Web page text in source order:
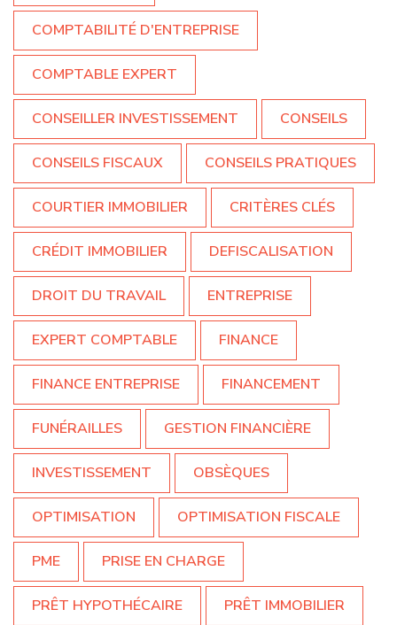
COMPTABILITÉ D'ENTREPRISE
COMPTABLE EXPERT
CONSEILLER INVESTISSEMENT CONSEILS
CONSEILS FISCAUX CONSEILS PRATIQUES
COURTIER IMMOBILIER CRITÈRES CLÉS
CRÉDIT IMMOBILIER DEFISCALISATION
DROIT DU TRAVAIL ENTREPRISE
EXPERT COMPTABLE FINANCE
FINANCE ENTREPRISE FINANCEMENT
FUNÉRAILLES GESTION FINANCIÈRE
INVESTISSEMENT OBSÈQUES
OPTIMISATION OPTIMISATION FISCALE
PME PRISE EN CHARGE
PRÊT HYPOTHÉCAIRE PRÊT IMMOBILIER